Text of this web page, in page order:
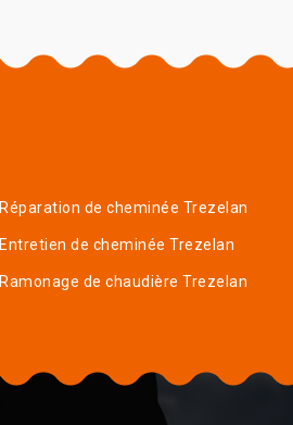
Réparation de cheminée Trezelan
Entretien de cheminée Trezelan
Ramonage de chaudière Trezelan